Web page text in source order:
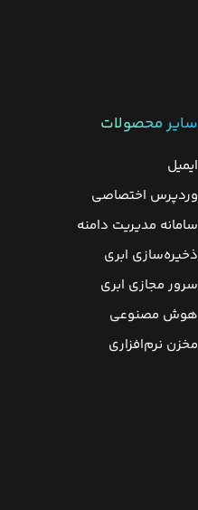
سایر محصولات
ایمیل
وردپرس‌ اختصاصی
سامانه مدیریت دامنه
ذخیره‌سازی ابری
سرور مجازی ابری
هوش مصنوعی
مخزن نرم‌افزاری